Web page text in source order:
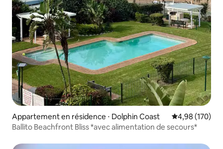
Appartement en résidence ⋅ Dolphin Coast Évaluation
4,98 (170)
Ballito Beachfront Bliss *avec alimentation de secours*